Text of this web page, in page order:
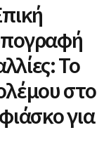
Το
στο
για